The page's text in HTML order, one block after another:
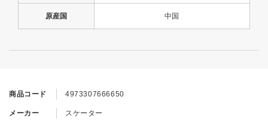
商品コード 4973307666650
メーカー スケーター
原産国 中国